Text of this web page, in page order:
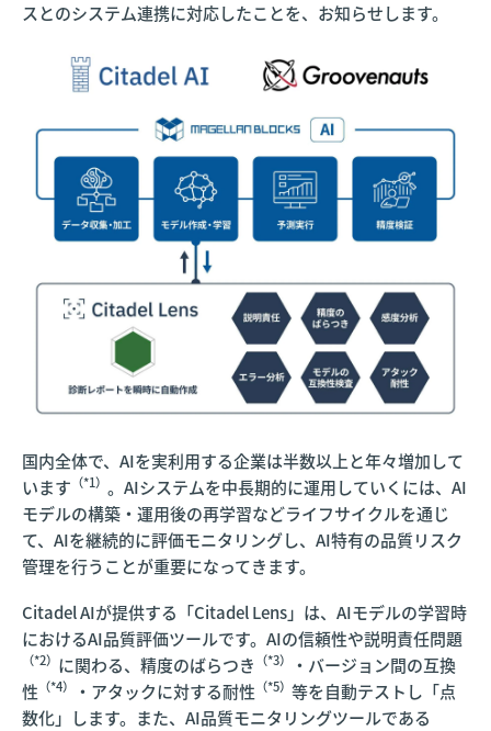
スとのシステム連携に対応したことを、お知らせします。
国内全体で、AIを実利用する企業は半数以上と年々増加して
います （*1） 。AIシステムを中長期的に運用していくには、AI
モデルの構築・運用後の再学習などライフサイクルを通じ
て、AIを継続的に評価モニタリングし、AI特有の品質リスク
管理を行うことが重要になってきます。
Citadel AIが提供する​​「Citadel Lens」は、AIモデルの学習時
におけるAI品質評価ツールです。AIの信頼性や説明責任問題
（*2） に関わる、精度のばらつき （*3）
・バージョン間の互換
性 （*4） ・アタックに対する耐性 （*5） 等を自動テストし「点
数化」します。また、AI品質モニタリングツールである